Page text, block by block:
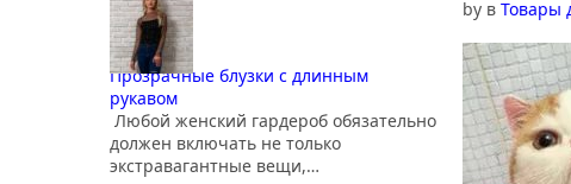
by в Товары
Прозрачные блузки с длинным
рукавом
Любой женский гардероб обязательно
должен включать не только
экстравагантные вещи,…